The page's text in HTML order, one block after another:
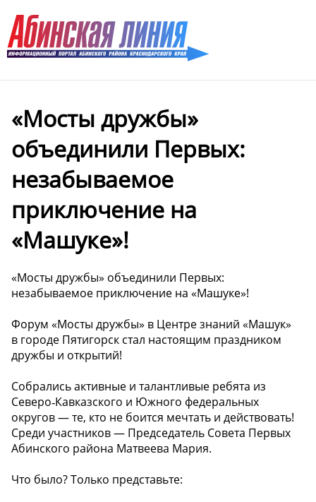
«Мосты дружбы»
объединили Первых:
незабываемое
приключение на
«Машуке»!
«Мосты дружбы» объединили Первых:
незабываемое приключение на «Машуке»!
Форум «Мосты дружбы» в Центре знаний «Машук»
в городе Пятигорск стал настоящим праздником
дружбы и открытий!
Собрались активные и талантливые ребята из
Северо‑Кавказского и Южного федеральных
округов — те, кто не боится мечтать и действовать!
Среди участников — Председатель Совета Первых
Абинского района Матвеева Мария.
Что было? Только представьте: